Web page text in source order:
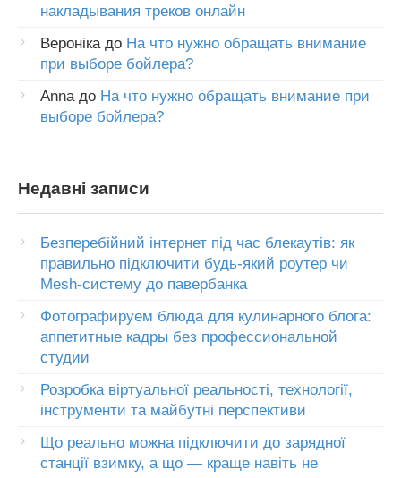
накладывания треков онлайн
Вероніка до На что нужно обращать внимание
при выборе бойлера?
Anna до На что нужно обращать внимание при
выборе бойлера?
Недавні записи
Безперебійний інтернет під час блекаутів: як
правильно підключити будь-який роутер чи
Mesh-систему до павербанка
Фотографируем блюда для кулинарного блога:
аппетитные кадры без профессиональной
студии
Розробка віртуальної реальності, технології,
інструменти та майбутні перспективи
Що реально можна підключити до зарядної
станції взимку, а що — краще навіть не